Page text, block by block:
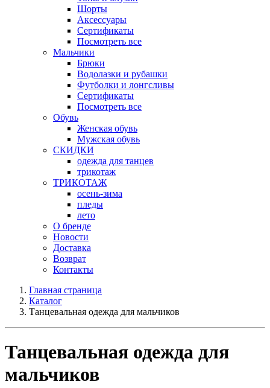
Шорты
Аксессуары
Сертификаты
Посмотреть все
Мальчики
Брюки
Водолазки и рубашки
Футболки и лонгсливы
Сертификаты
Посмотреть все
Обувь
Женская обувь
Мужская обувь
СКИДКИ
одежда для танцев
трикотаж
ТРИКОТАЖ
осень-зима
пледы
лето
О бренде
Новости
Доставка
Возврат
Контакты
Главная страница
Каталог
Танцевальная одежда для мальчиков
Танцевальная одежда для
мальчиков